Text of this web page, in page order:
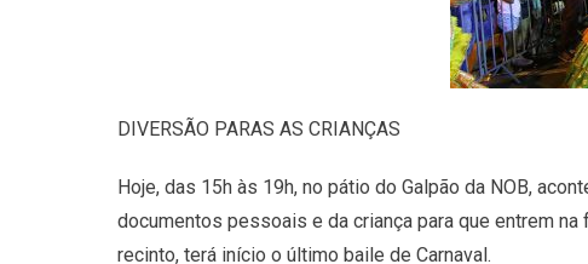
DIVERSÃO PARAS AS CRIANÇAS
Hoje, das 15h às 19h, no pátio do Galpão da NOB,
documentos pessoais e da criança para que entrem
recinto, terá início o último baile de Carnaval.